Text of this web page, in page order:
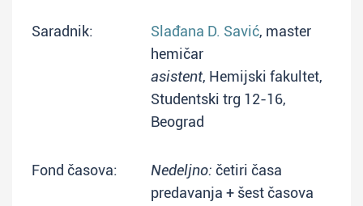
Saradnik: Slađana D. Savić, master
hemičar
asistent, Hemijski fakultet,
Studentski trg 12-16,
Beograd
Fond časova: Nedeljno: četiri časa
predavanja + šest časova